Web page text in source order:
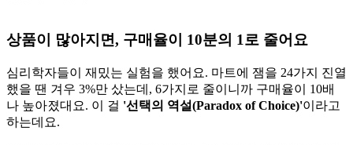
상품이 많아지면, 구매율이 10분의 1로 줄어요
심리학자들이 재밌는 실험을 했어요. 마트에 잼을 24가지 진열
했을 땐 겨우 3%만 샀는데, 6가지로 줄이니까 구매율이 10배
나 높아졌대요. 이 걸 '선택의 역설(Paradox of Choice)'이라고
하는데요.